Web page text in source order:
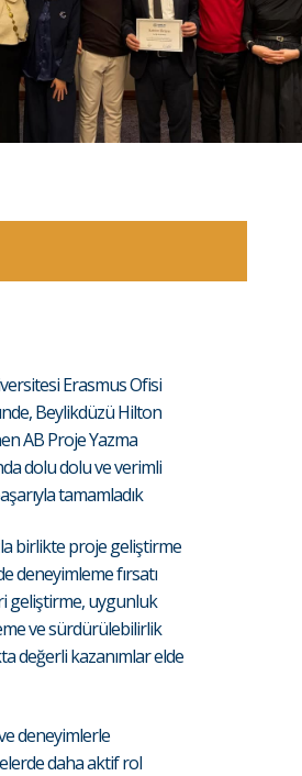
Erasmus Ofisi
Beylikdüzü Hilton
AB Proje Yazma
dolu dolu ve verimli
tamamladık
birlikte proje geliştirme
deneyimleme fırsatı
geliştirme, uygunluk
ve sürdürülebilirlik
değerli kazanımlar elde
deneyimlerle
daha aktif rol